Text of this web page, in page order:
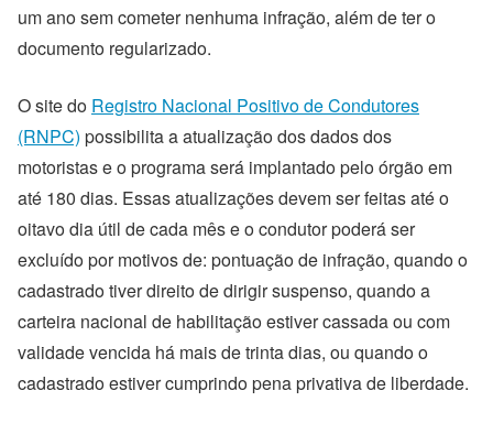
um ano sem cometer nenhuma infração, além de ter o
documento regularizado.
O site do Registro Nacional Positivo de Condutores
(RNPC) possibilita a atualização dos dados dos
motoristas e o programa será implantado pelo órgão em
até 180 dias. Essas atualizações devem ser feitas até o
oitavo dia útil de cada mês e o condutor poderá ser
excluído por motivos de: pontuação de infração, quando o
cadastrado tiver direito de dirigir suspenso, quando a
carteira nacional de habilitação estiver cassada ou com
validade vencida há mais de trinta dias, ou quando o
cadastrado estiver cumprindo pena privativa de liberdade.